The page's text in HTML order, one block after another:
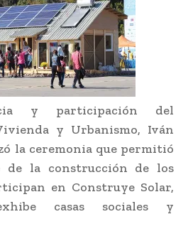
y participación del
y Urbanismo, Iván
la ceremonia que permitió
de la construcción de los
en Construye Solar,
casas sociales y